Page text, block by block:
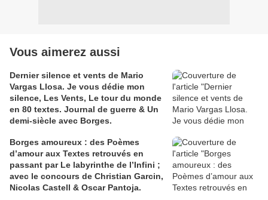
Vous aimerez aussi
Dernier silence et vents de Mario
Vargas Llosa. Je vous dédie mon
silence, Les Vents, Le tour du monde
en 80 textes. Journal de guerre & Un
demi-siècle avec Borges.
Borges amoureux : des Poèmes
d’amour aux Textes retrouvés en
passant par Le labyrinthe de l’Infini ;
avec le concours de Christian Garcin,
Nicolas Castell & Oscar Pantoja.